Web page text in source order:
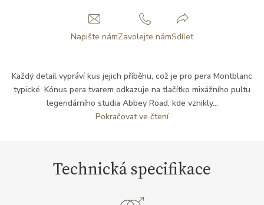
Každý detail vypráví kus jejich příběhu, což je pro pera Montblanc
typické. Kónus pera tvarem odkazuje na tlačítko mixážního pultu
legendárního studia Abbey Road, kde vznikly...
Pokračovat ve čtení
Napište námZavolejte námSdílet
Technická specifikace